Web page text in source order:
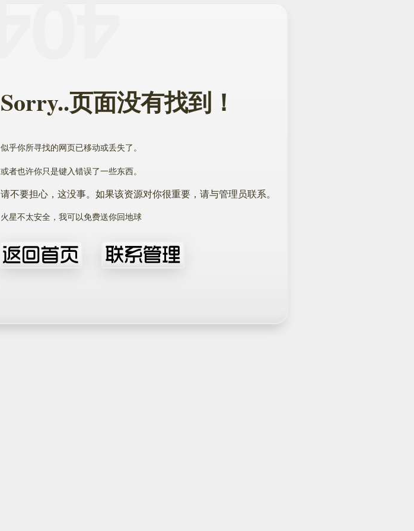
Sorry..页面没有找到！
似乎你所寻找的网页已移动或丢失了。
或者也许你只是键入错误了一些东西。
请不要担心，这没事。如果该资源对你很重要，请与管理员联系。
火星不太安全，我可以免费送你回地球